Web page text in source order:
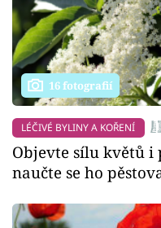
16 fotografií
LÉČIVÉ BYLINY A KOŘENÍ
Objevte sílu květů i
naučte se ho